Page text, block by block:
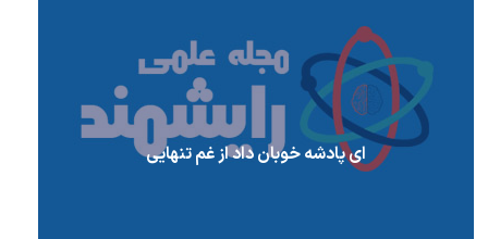
ای پادشه خوبان داد از غم تنهایی